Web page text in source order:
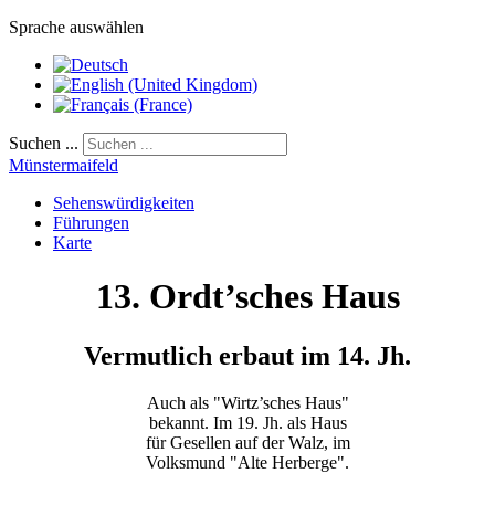
Sprache auswählen
Suchen ...
Münstermaifeld
Sehenswürdigkeiten
Führungen
Karte
13. Ordt’sches Haus
Vermutlich erbaut im 14. Jh.
Auch als "Wirtz’sches Haus"
bekannt. Im 19. Jh. als Haus
für Gesellen auf der Walz, im
Volksmund "Alte Herberge".